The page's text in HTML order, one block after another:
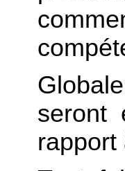
seront
rapport